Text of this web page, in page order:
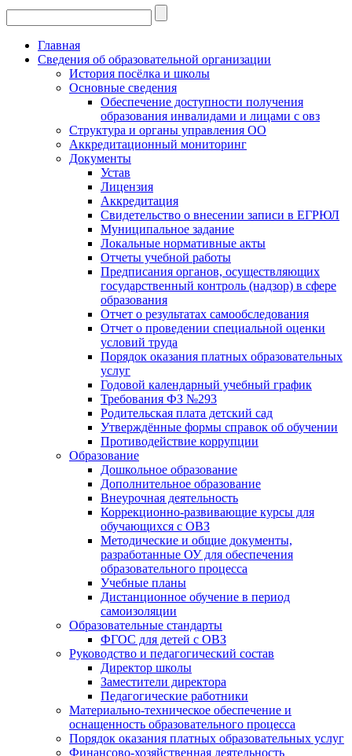
Главная
Сведения об образовательной организации
История посёлка и школы
Основные сведения
Обеспечение доступности получения
образования инвалидами и лицами с овз
Структура и органы управления ОО
Аккредитационный мониторинг
Документы
Устав
Лицензия
Аккредитация
Свидетельство о внесении записи в ЕГРЮЛ
Муниципальное задание
Локальные нормативные акты
Отчеты учебной работы
Предписания органов, осуществляющих
государственный контроль (надзор) в сфере
образования
Отчет о результатах самообследования
Отчет о проведении специальной оценки
условий труда
Порядок оказания платных образовательных
услуг
Годовой календарный учебный график
Требования ФЗ №293
Родительская плата детский сад
Утверждённые формы справок об обучении
Противодействие коррупции
Образование
Дошкольное образование
Дополнительное образование
Внеурочная деятельность
Коррекционно-развивающие курсы для
обучающихся с ОВЗ
Методические и общие документы,
разработанные ОУ для обеспечения
образовательного процесса
Учебные планы
Дистанционное обучение в период
самоизоляции
Образовательные стандарты
ФГОС для детей с ОВЗ
Руководство и педагогический состав
Директор школы
Заместители директора
Педагогические работники
Материально-техническое обеспечение и
оснащенность образовательного процесса
Порядок оказания платных образовательных услуг
Финансово-хозяйственная деятельность